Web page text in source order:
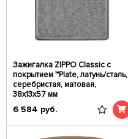
Зажигалка ZIPPO Classic с
покрытием ™Plate, латунь/сталь,
серебристая, матовая,
38x13x57 мм
6 584 руб.